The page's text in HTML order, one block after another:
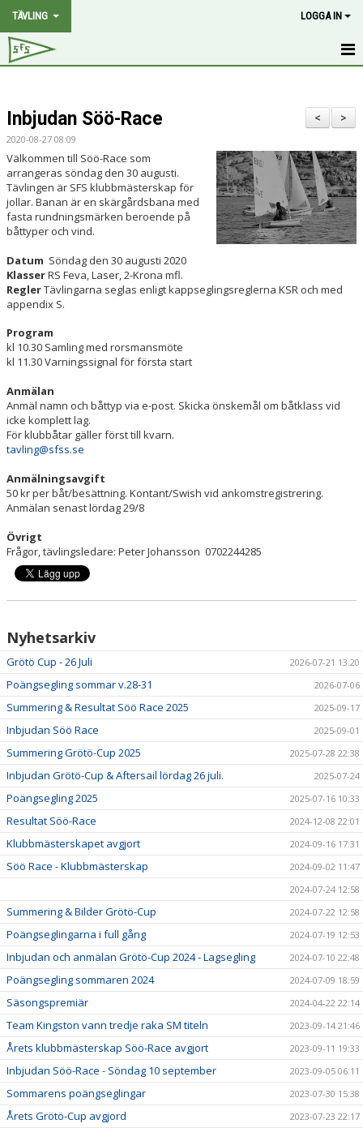
TÄVLING LOGGA IN
NYHETER
PROGRAM
2.4 MR RANK
SOTEPOKALEN
PÅSKDAGSRACET
GRÖTÖ-CUP
POÄNGSEGLING
SÖÖ-RACE
HUMMERRACET
ANNANDAGSRACET
DOKUMENT
>
<
Inbjudan Söö-Race
2020-08-27 08:09
Välkommen till Söö-Race som
arrangeras söndag den 30 augusti.
Tävlingen är SFS klubbmästerskap för
jollar. Banan är en skärgårdsbana med
fasta rundningsmärken beroende på
båttyper och vind.
Datum Söndag den 30 augusti 2020
KlasserRS Feva, Laser, 2-Krona mfl.
ReglerTävlingarna seglas enligt kappseglingsreglerna KSR och med
appendix S.
Program
kl 10.30 Samling med rorsmansmöte
kl 11.30 Varningssignal för första start
Anmälan
Anmäl namn och båttyp via e-post. Skicka önskemål om båtklass vid
icke komplett lag.
För klubbåtar gäller först till kvarn.
tavling@sfss.se
Anmälningsavgift
50 kr per båt/besättning. Kontant/Swish vid ankomstregistrering.
Anmälan senast lördag 29/8
Övrigt
Frågor, tävlingsledare: Peter Johansson 0702244285
Nyhetsarkiv
Grötö Cup - 26 Juli 2026-07-21 13:20
Poängsegling sommar v.28-31 2026-07-06
Summering & Resultat Söö Race 2025 2025-09-17
Inbjudan Söö Race 2025-09-01
Summering Grötö-Cup 2025 2025-07-28 22:38
Inbjudan Grötö-Cup & Aftersail lördag 26 juli. 2025-07-24
Poängsegling 2025 2025-07-16 10:33
Resultat Söö-Race 2024-12-08 22:01
Klubbmästerskapet avgjort 2024-09-16 17:31
Söö Race - Klubbmästerskap
2024-09-02 11:47
2024-07-24 12:58
Summering & Bilder Grötö-Cup 2024-07-22 12:58
Poängseglingarna i full gång 2024-07-19 12:53
Inbjudan och anmälan Grötö-Cup 2024 - Lagsegling 2024-07-10 22:48
Poängsegling sommaren 2024 2024-07-09 18:59
Säsongspremiär 2024-04-22 22:14
Team Kingston vann tredje raka SM titeln 2023-09-14 21:46
Årets klubbmästerskap Söö-Race avgjort 2023-09-11 19:33
Inbjudan Söö-Race - Söndag 10 september 2023-09-05 06:11
Sommarens poängseglingar 2023-07-30 15:38
Årets Grötö-Cup avgjord 2023-07-23 22:17